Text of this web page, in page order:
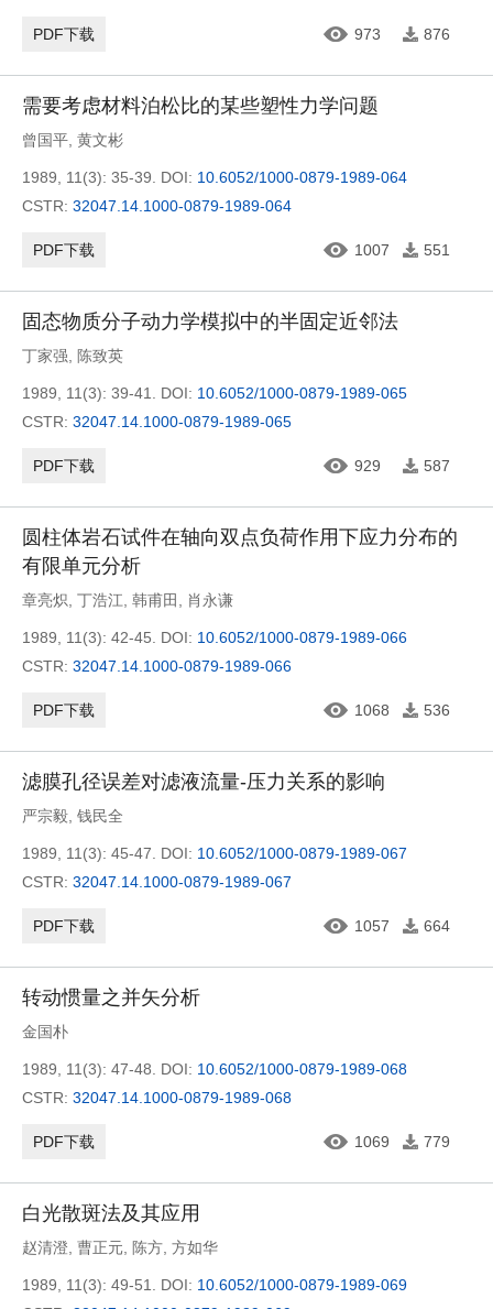
PDF下载 973 876
需要考虑材料泊松比的某些塑性力学问题
曾国平 黄文彬
1989, 11(3): 35-39. DOI: 10.6052/1000-0879-1989-064
CSTR: 32047.14.1000-0879-1989-064
PDF下载 1007 551
固态物质分子动力学模拟中的半固定近邻法
丁家强 陈致英
1989, 11(3): 39-41. DOI: 10.6052/1000-0879-1989-065
CSTR: 32047.14.1000-0879-1989-065
PDF下载 929 587
圆柱体岩石试件在轴向双点负荷作用下应力分布的
有限单元分析
章亮炽 丁浩江 韩甫田 肖永谦
1989, 11(3): 42-45. DOI: 10.6052/1000-0879-1989-066
CSTR: 32047.14.1000-0879-1989-066
PDF下载 1068 536
滤膜孔径误差对滤液流量-压力关系的影响
严宗毅 钱民全
1989, 11(3): 45-47. DOI: 10.6052/1000-0879-1989-067
CSTR: 32047.14.1000-0879-1989-067
PDF下载 1057 664
转动惯量之并矢分析
金国朴
1989, 11(3): 47-48. DOI: 10.6052/1000-0879-1989-068
CSTR: 32047.14.1000-0879-1989-068
PDF下载 1069 779
白光散斑法及其应用
赵清澄 曹正元 陈方 方如华
1989, 11(3): 49-51. DOI: 10.6052/1000-0879-1989-069